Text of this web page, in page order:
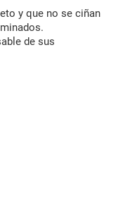
y que no se ciñan
de sus